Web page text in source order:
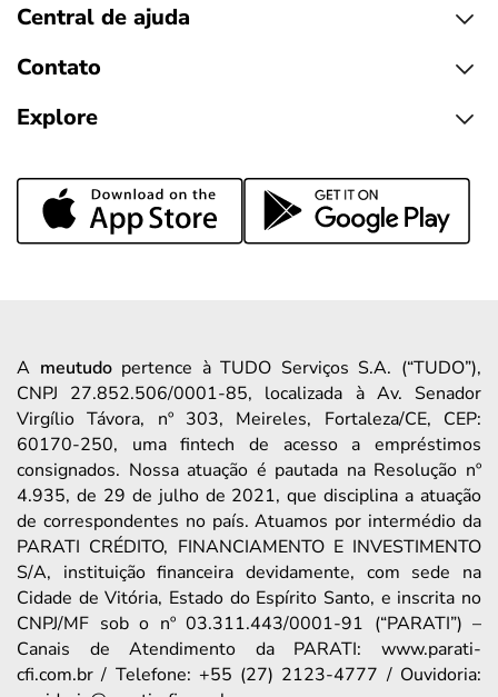
Central de ajuda
Contato
Explore
A meutudopertence à TUDO Serviços S.A. (“TUDO”),
CNPJ 27.852.506/0001-85, localizada à Av. Senador
Virgílio Távora, nº 303, Meireles, Fortaleza/CE, CEP:
60170-250, uma fintech de acesso a empréstimos
consignados. Nossa atuação é pautada na Resolução nº
4.935, de 29 de julho de 2021, que disciplina a atuação
de correspondentes no país. Atuamos por intermédio da
PARATI CRÉDITO, FINANCIAMENTO E INVESTIMENTO
S/A, instituição financeira devidamente, com sede na
Cidade de Vitória, Estado do Espírito Santo, e inscrita no
CNPJ/MF sob o nº 03.311.443/0001-91 (“PARATI”) –
Canais de Atendimento da PARATI: www.parati-
cfi.com.br / Telefone: +55 (27) 2123-4777 / Ouvidoria: